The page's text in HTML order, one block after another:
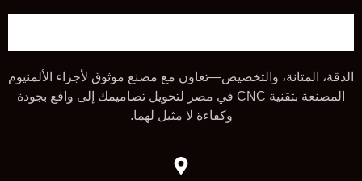
الدقة، المتانة، والتخصيص—تعاون مع مصنع موثوق لأجزاء الألمنيوم
المصنعة بتقنية CNC في مصر لتحويل تصاميمك إلى واقع بجودة
وكفاءة لا مثيل لهما.